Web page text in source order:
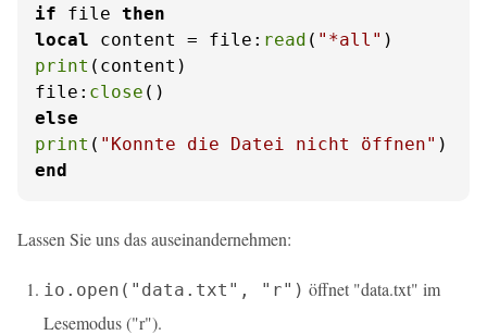
if file then
local content = file: read ( "*all"
print (content)
file: close
else
print ( "Konnte die Datei nicht öffnen"
end
Lassen Sie uns das auseinandernehmen:
io.open("data.txt", "r") öffnet "data.txt" im
Lesemodus ("r").